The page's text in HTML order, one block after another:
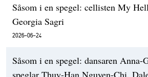
Såsom i en spegel: cellisten My
Georgia Sagri
2026-06-24
Såsom i en spegel: dansaren Anna-
speglar Thuy-Han Nguyen-Chi,